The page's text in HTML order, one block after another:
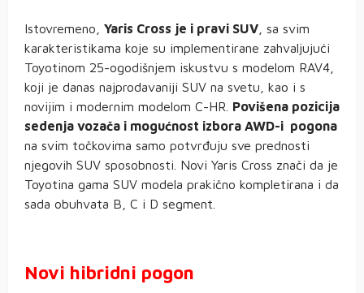
Istovremeno, Yaris Cross je i pravi SUV , sa svim
karakteristikama koje su implementirane zahvaljujući
Toyotinom 25-ogodišnjem iskustvu s modelom RAV4,
koji je danas najprodavaniji SUV na svetu, kao i s
novijim i modernim modelom C-HR. Povišena pozicija
sedenja vozača i mogućnost izbora AWD-i pogona
na svim točkovima samo potvrđuju sve prednosti
njegovih SUV sposobnosti. Novi Yaris Cross znači da je
Toyotina gama SUV modela prakično kompletirana i da
sada obuhvata B, C i D segment.
Novi hibridni pogon